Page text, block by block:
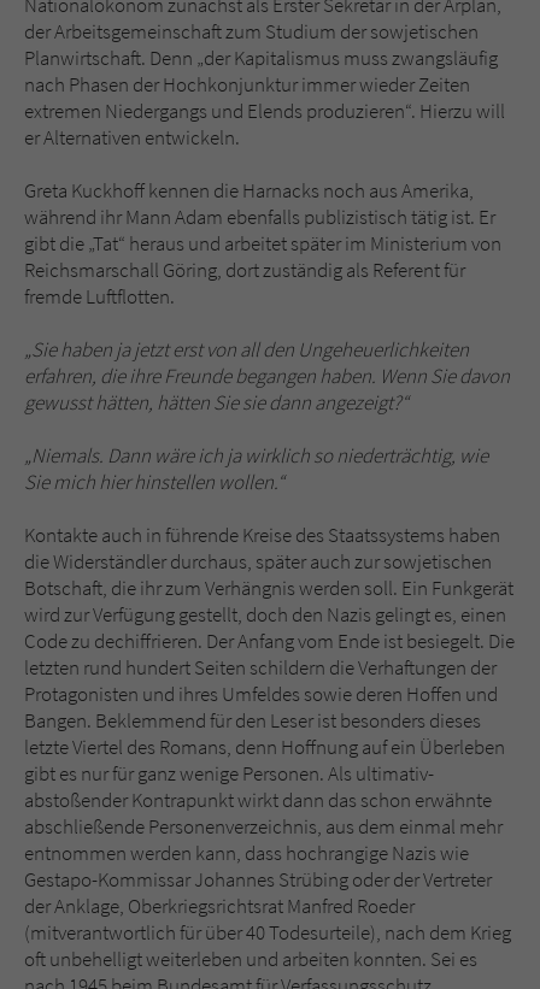
der Arbeitsgemeinschaft zum Studium der sowjetischen
Planwirtschaft. Denn „der Kapitalismus muss zwangsläufig
nach Phasen der Hochkonjunktur immer wieder Zeiten
extremen Niedergangs und Elends produzieren“. Hierzu will
er Alternativen entwickeln.
Greta Kuckhoff kennen die Harnacks noch aus Amerika,
während ihr Mann Adam ebenfalls publizistisch tätig ist. Er
gibt die „Tat“ heraus und arbeitet später im Ministerium von
Reichsmarschall Göring, dort zuständig als Referent für
fremde Luftflotten.
„Sie haben ja jetzt erst von all den Ungeheuerlichkeiten
erfahren, die ihre Freunde begangen haben. Wenn Sie davon
gewusst hätten, hätten Sie sie dann angezeigt?“
„Niemals. Dann wäre ich ja wirklich so niederträchtig, wie
Sie mich hier hinstellen wollen.“
Kontakte auch in führende Kreise des Staatssystems haben
die Widerständler durchaus, später auch zur sowjetischen
Botschaft, die ihr zum Verhängnis werden soll. Ein Funkgerät
wird zur Verfügung gestellt, doch den Nazis gelingt es, einen
Code zu dechiffrieren. Der Anfang vom Ende ist besiegelt. Die
letzten rund hundert Seiten schildern die Verhaftungen der
Protagonisten und ihres Umfeldes sowie deren Hoffen und
Bangen. Beklemmend für den Leser ist besonders dieses
letzte Viertel des Romans, denn Hoffnung auf ein Überleben
gibt es nur für ganz wenige Personen. Als ultimativ-
abstoßender Kontrapunkt wirkt dann das schon erwähnte
abschließende Personenverzeichnis, aus dem einmal mehr
entnommen werden kann, dass hochrangige Nazis wie
Gestapo-Kommissar Johannes Strübing oder der Vertreter
der Anklage, Oberkriegsrichtsrat Manfred Roeder
(mitverantwortlich für über 40 Todesurteile), nach dem Krieg
oft unbehelligt weiterleben und arbeiten konnten. Sei es